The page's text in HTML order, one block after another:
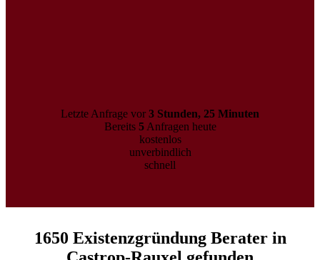
Letzte Anfrage vor 3 Stunden, 25 Minuten
Bereits 5Anfragen heute
kostenlos
unverbindlich
schnell
1650 Existenzgründung Berater in